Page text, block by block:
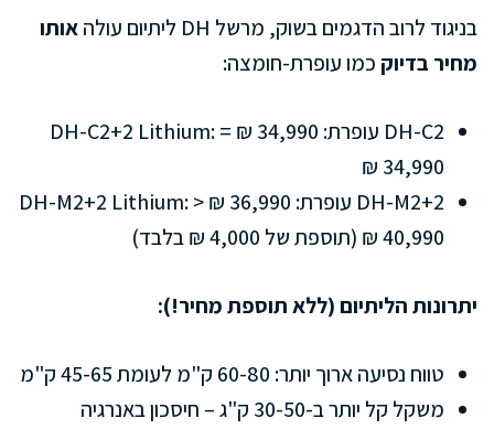
בניגוד לרוב הדגמים בשוק, מרשל DH ליתיום עולה
אותו
מחיר בדיוק כמו עופרת-חומצה:
DH-C2 עופרת: 34,990 ₪ = DH-C2+2 Lithium:
34,990 ₪
DH-M2+2 עופרת: 36,990 ₪ < DH-M2+2 Lithium:
40,990 ₪ (תוספת של 4,000 ₪ בלבד)
יתרונות הליתיום (ללא תוספת מחיר!):
טווח נסיעה ארוך יותר: 60-80 ק"מ לעומת 45-65 ק"מ
משקל קל יותר ב-30-50 ק"ג – חיסכון באנרגיה